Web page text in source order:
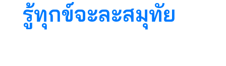
รู้ทุกข์จะละสมุทัย